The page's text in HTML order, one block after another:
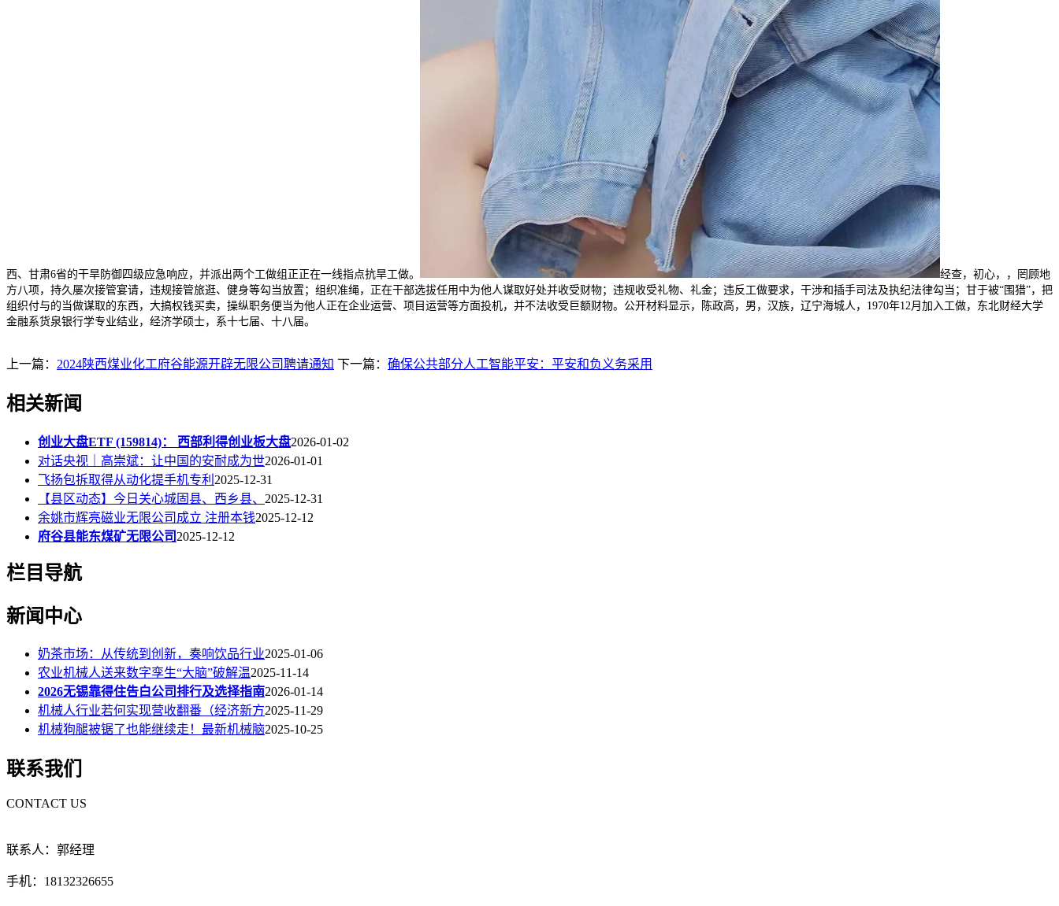
西、甘肃6省的干旱防御四级应急响应，并派出两个工做组正正在一线指点抗旱工做。
经查，初心，，罔顾地
方八项，持久屡次接管宴请，违规接管旅逛、健身等勾当放置；组织准绳，正在干部选拔任用中为他人谋取好处并收受财物；违规收受礼物、礼金；违反工做要求，干涉和插手司法及执纪法律勾当；甘于被“围猎”，把
组织付与的当做谋取的东西，大搞权钱买卖，操纵职务便当为他人正在企业运营、项目运营等方面投机，并不法收受巨额财物。公开材料显示，陈政高，男，汉族，辽宁海城人，1970年12月加入工做，东北财经大学
金融系货泉银行学专业结业，经济学硕士，系十七届、十八届。
上一篇： 2024陕西煤业化工府谷能源开辟无限公司聘请通知 下一篇： 确保公共部分人工智能平安：平安和负义务采用
相关新闻
创业大盘ETF (159814)： 西部利得创业板大盘2026-01-02
对话央视｜高崇斌：让中国的安耐成为世2026-01-01
飞扬包拆取得从动化提手机专利 2025-12-31
【县区动态】今日关心城固县、西乡县、 2025-12-31
余姚市辉亮磁业无限公司成立 注册本钱2025-12-12
府谷县能东煤矿无限公司 2025-12-12
栏目导航
新闻中心
奶茶市场：从传统到创新，奏响饮品行业2025-01-06
农业机械人送来数字孪生“大脑”破解温2025-11-14
2026无锡靠得住告白公司排行及选择指南2026-01-14
机械人行业若何实现营收翻番（经济新方2025-11-29
机械狗腿被锯了也能继续走！最新机械脑2025-10-25
联系我们
CONTACT US
联系人：郭经理
手机：18132326655